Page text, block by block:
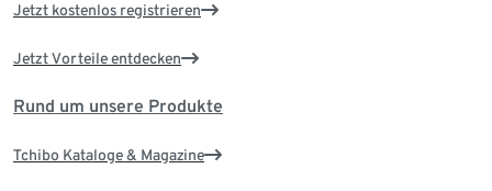
Jetzt kostenlos registrieren
Jetzt Vorteile entdecken
Rund um unsere Produkte
Tchibo Kataloge & Magazine